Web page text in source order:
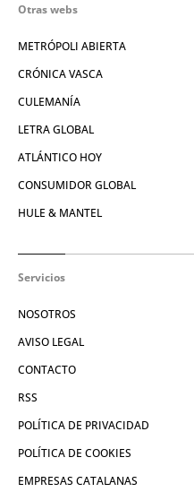
Otras webs
METRÓPOLI ABIERTA
CRÓNICA VASCA
CULEMANÍA
LETRA GLOBAL
ATLÁNTICO HOY
CONSUMIDOR GLOBAL
HULE & MANTEL
Servicios
NOSOTROS
AVISO LEGAL
CONTACTO
RSS
POLÍTICA DE PRIVACIDAD
POLÍTICA DE COOKIES
EMPRESAS CATALANAS